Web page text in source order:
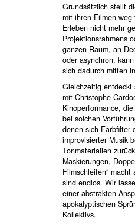
Grundsätzlich stellt
mit ihren Filmen weg
Erleben nicht mehr
Projektionsrahmens
ganzen Raum, an
oder asynchron,
sich dadurch mitten
Gleichzeitig entdeckt
mit Christophe
Kinoperformance,
bei solchen
denen sich Farbfilter
improvisierter Musik
Tonmaterialien
Maskierungen,
Filmschleifen“
sind endlos. Wir
einer abstrakten
apokalyptischen
Kollektivs.